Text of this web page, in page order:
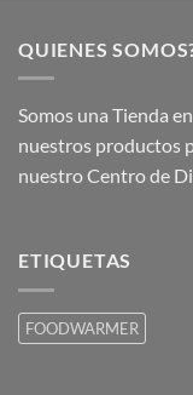
QUIENES
Somos una Tienda
nuestros productos
nuestro Centro de
ETIQUETAS
FOODWARMER